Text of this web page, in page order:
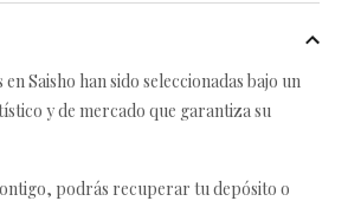
Saisho han sido seleccionadas bajo un
y de mercado que garantiza su
podrás recuperar tu depósito o